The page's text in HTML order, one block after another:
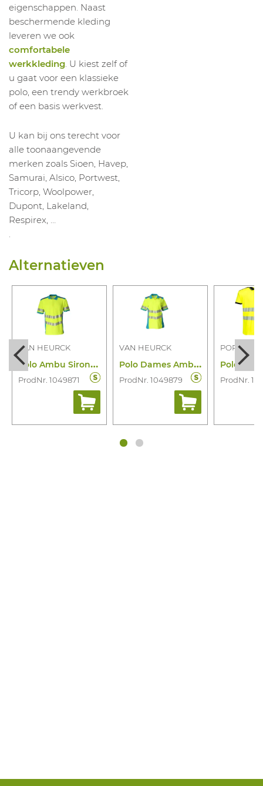
eigenschappen. Naast
beschermende kleding
leveren we ook
comfortabele
werkkleding. U kiest zelf of
u gaat voor een klassieke
polo, een trendy werkbroek
of een basis werkvest.
U kan bij ons terecht voor
alle toonaangevende
merken zoals Sioen, Havep,
Samurai, Alsico, Portwest,
Tricorp, Woolpower,
Dupont, Lakeland,
Respirex, …
.
Alternatieven
VAN HEURCK
P
olo Ambu Sirona 13553
ProdNr. 1049871
VAN HEURCK
P
olo Dames Ambu Sirona 13554
ProdNr. 1049879
PORTWEST
ProdNr.